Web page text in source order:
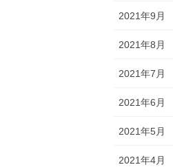
2021年9月
2021年8月
2021年7月
2021年6月
2021年5月
2021年4月